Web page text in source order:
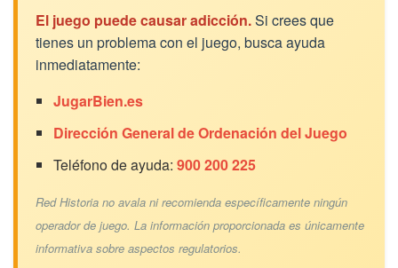
El juego puede causar adicción.Si crees que
tienes un problema con el juego, busca ayuda
inmediatamente:
JugarBien.es
Dirección General de Ordenación del Juego
Teléfono de ayuda: 900 200 225
Red Historia no avala ni recomienda específicamente ningún
operador de juego. La información proporcionada es únicamente
informativa sobre aspectos regulatorios.